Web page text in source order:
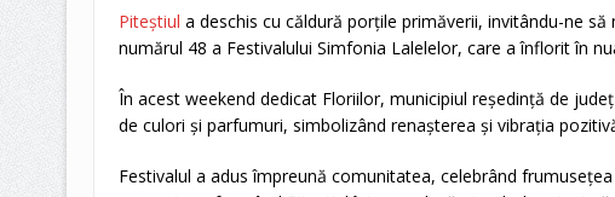
Piteștiul a deschis cu căldură porțile primăverii, invitându-ne să
numărul 48 a Festivalului Simfonia Lalelelor, care a înflorit în
În acest weekend dedicat Floriilor, municipiul reședință de
de culori și parfumuri, simbolizând renașterea și vibrația
Festivalul a adus împreună comunitatea, celebrând